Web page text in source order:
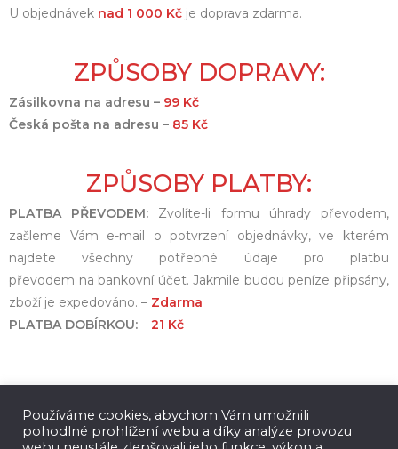
U objednávek nad 1 000 Kč je doprava zdarma.
ZPŮSOBY DOPRAVY:
Zásilkovna na adresu – 99 Kč
Česká pošta na adresu – 85 Kč
ZPŮSOBY PLATBY:
PLATBA PŘEVODEM: Zvolíte-li formu úhrady převodem,
zašleme Vám e-mail o potvrzení objednávky, ve kterém
najdete všechny potřebné údaje pro platbu
převodem na bankovní účet. Jakmile budou peníze připsány,
zboží je expedováno. – Zdarma
PLATBA DOBÍRKOU: – 21 Kč
Používáme cookies, abychom Vám umožnili
pohodlné prohlížení webu a díky analýze provozu